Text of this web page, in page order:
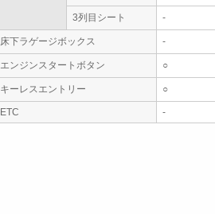
3列目シート -
床下ラゲージボックス -
エンジンスタートボタン ○
キーレスエントリー ○
ETC -